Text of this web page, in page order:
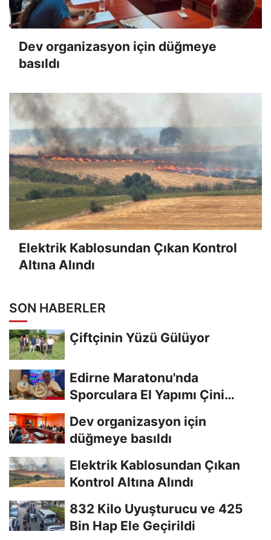
Dev organizasyon için düğmeye
basıldı
Elektrik Kablosundan Çıkan Kontrol
Altına Alındı
SON HABERLER
Çiftçinin Yüzü Gülüyor
Edirne Maratonu'nda
Sporculara El Yapımı Çini
Dev organizasyon için
düğmeye basıldı
Elektrik Kablosundan Çıkan
Kontrol Altına Alındı
832 Kilo Uyuşturucu ve 425
Bin Hap Ele Geçirildi